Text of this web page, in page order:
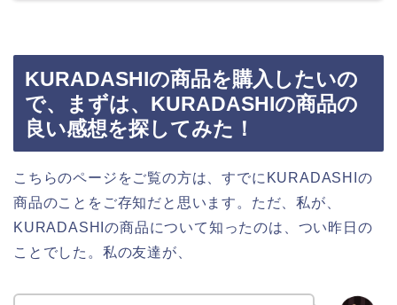
KURADASHIの商品を購入したいの
で、まずは、KURADASHIの商品の
良い感想を探してみた！
こちらのページをご覧の方は、すでにKURADASHIの
商品のことをご存知だと思います。ただ、私が、
KURADASHIの商品について知ったのは、つい昨日の
ことでした。私の友達が、